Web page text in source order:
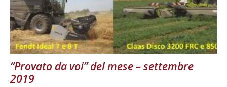
“Provato da voi” del mese – settembre
2019